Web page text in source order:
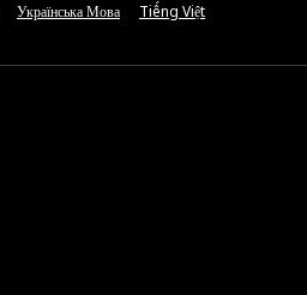
Українська Мова Tiếng Việt